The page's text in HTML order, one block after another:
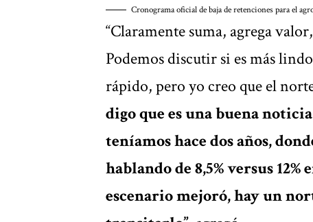
Cronograma oficial de baja de retenciones para el
“Claramente suma, agrega
Podemos discutir si es más
rápido, pero yo creo que el
digo que es una buena
teníamos hace dos años,
hablando de 8,5% versus
escenario mejoró, hay un